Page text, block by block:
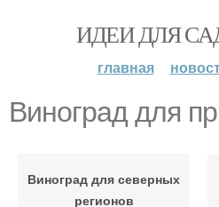
ИДЕИ ДЛЯ
главная
Виноград для
Виноград для северных
регионов